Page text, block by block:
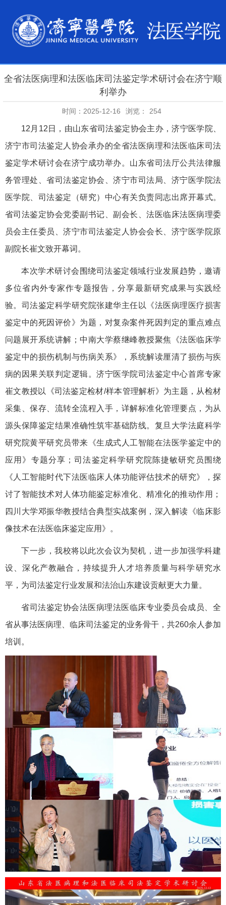
全省法医病理和法医临床司法鉴定学术研讨会在济宁顺
利举办
时间：2025-12-16 浏览： 254
12月12日，由山东省司法鉴定协会主办，济宁医学院、
济宁市司法鉴定人协会承办的全省法医病理和法医临床司法
鉴定学术研讨会在济宁成功举办。山东省司法厅公共法律服
务管理处、省司法鉴定协会、济宁市司法局、济宁医学院法
医学院、司法鉴定（研究）中心有关负责同志出席开幕式。
省司法鉴定协会党委副书记、副会长、法医临床法医病理委
员会主任委员、济宁市司法鉴定人协会会长、济宁医学院原
副院长崔文致开幕词。
本次学术研讨会围绕司法鉴定领域行业发展趋势，邀请
多位省内外专家作专题报告，分享最新研究成果与实践经
验。司法鉴定科学研究院张建华主任以《法医病理医疗损害
鉴定中的死因评价》为题，对复杂案件死因判定的重点难点
问题展开系统讲解；中南大学蔡继峰教授聚焦《法医临床学
鉴定中的损伤机制与伤病关系》，系统解读厘清了损伤与疾
病的因果关联判定逻辑。济宁医学院司法鉴定中心首席专家
崔文教授以《司法鉴定检材/样本管理解析》为主题，从检材
采集、保存、流转全流程入手，详解标准化管理要点，为从
源头保障鉴定结果准确性筑牢基础防线。复旦大学法庭科学
研究院黄平研究员带来《生成式人工智能在法医学鉴定中的
应用》专题分享；司法鉴定科学研究院陈捷敏研究员围绕
《人工智能时代下法医临床人体功能评估技术的研究》，探
讨了智能技术对人体功能鉴定标准化、精准化的推动作用；
四川大学邓振华教授结合典型实战案例，深入解读《临床影
像技术在法医临床鉴定应用》。
下一步，我校将以此次会议为契机，进一步加强学科建
设、深化产教融合，持续提升人才培养质量与科学研究水
平，为司法鉴定行业发展和法治山东建设贡献更大力量。
省司法鉴定协会法医病理法医临床专业委员会成员、全
省从事法医病理、临床司法鉴定的业务骨干，共260余人参加
培训。